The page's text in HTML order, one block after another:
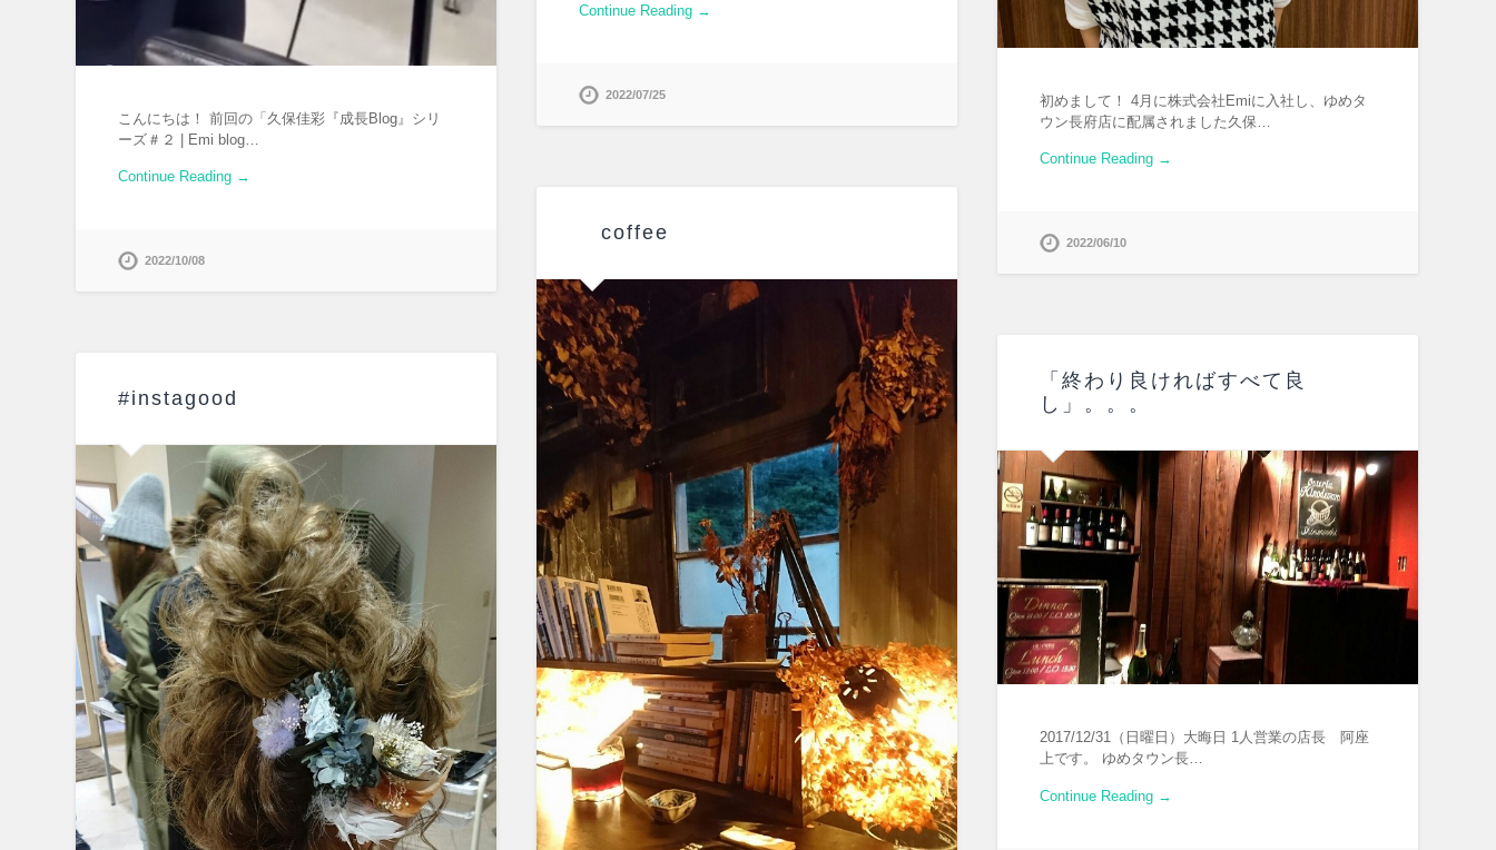
こんにちは！ 前回の「久保佳彩『成長Blog』シリ
ーズ＃２ | Emi blog…
Continue Reading →
2022/10/08
Continue Reading →
2022/07/25
初めまして！ 4月に株式会社Emiに入社し、ゆめタ
ウン長府店に配属されました久保…
Continue Reading →
2022/06/10
coffee
「終わり良ければすべて良
し」。。。
2017/12/31（日曜日）大晦日 1人営業の店長 阿座
上です。 ゆめタウン長…
Continue Reading →
#instagood